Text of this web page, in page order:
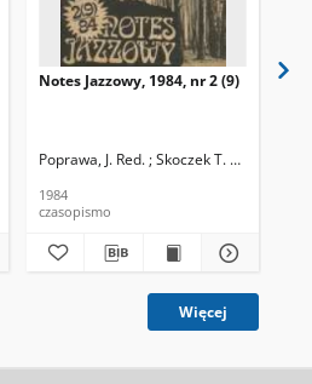
Notes Jazzowy, 1984, nr 2 (9)
Poprawa, J. Red. ; Skoczek T. Red.
1984
czasopismo
Więcej